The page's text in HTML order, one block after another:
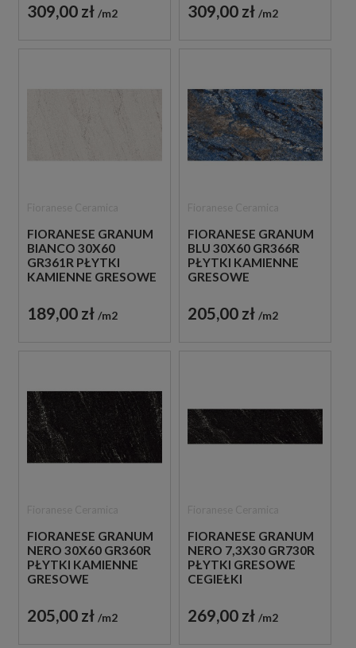
309,00 zł m2 309,00 zł m2
FIORANESE GRANUM
BIANCO 30X60
GR361R PŁYTKI
KAMIENNE GRESOWE
189,00 zł m2
FIORANESE GRANUM
BLU 30X60 GR366R
PŁYTKI KAMIENNE
GRESOWE
205,00 zł m2
FIORANESE GRANUM
NERO 30X60 GR360R
PŁYTKI KAMIENNE
GRESOWE
205,00 zł m2
FIORANESE GRANUM
NERO 7,3X30 GR730R
PŁYTKI GRESOWE
CEGIEŁKI
269,00 zł m2